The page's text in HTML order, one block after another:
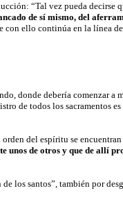
“Tal vez pueda decirse
de sí mismo, del
con ello continúa en la línea
donde debería comenzar a
de todos los sacramentos
del espíritu se
unos de otros y que de allí
los santos”, también por